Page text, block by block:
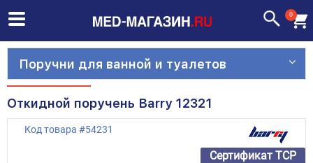
0
Поручни для ванной и туалетов
Откидной поручень Barry 12321
Код товара #54231
Сертификат ТСР